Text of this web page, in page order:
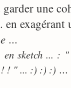
une
en
...
en sketch ... :
! " ... :) :) :) ...